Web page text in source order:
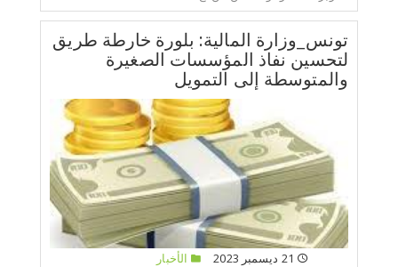
تونس_وزارة المالية: بلورة خارطة طريق
لتحسين نفاذ المؤسسات الصغيرة
والمتوسطة إلى التمويل
الأخبار